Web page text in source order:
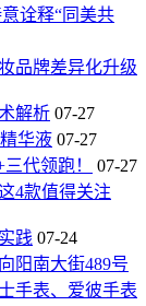
诠释“同美共
品牌差异化升级
解析 07-27
华液 07-27
代领跑！
07-27
4款值得关注
践 07-24
阳南大街489号
手表、爱彼手表